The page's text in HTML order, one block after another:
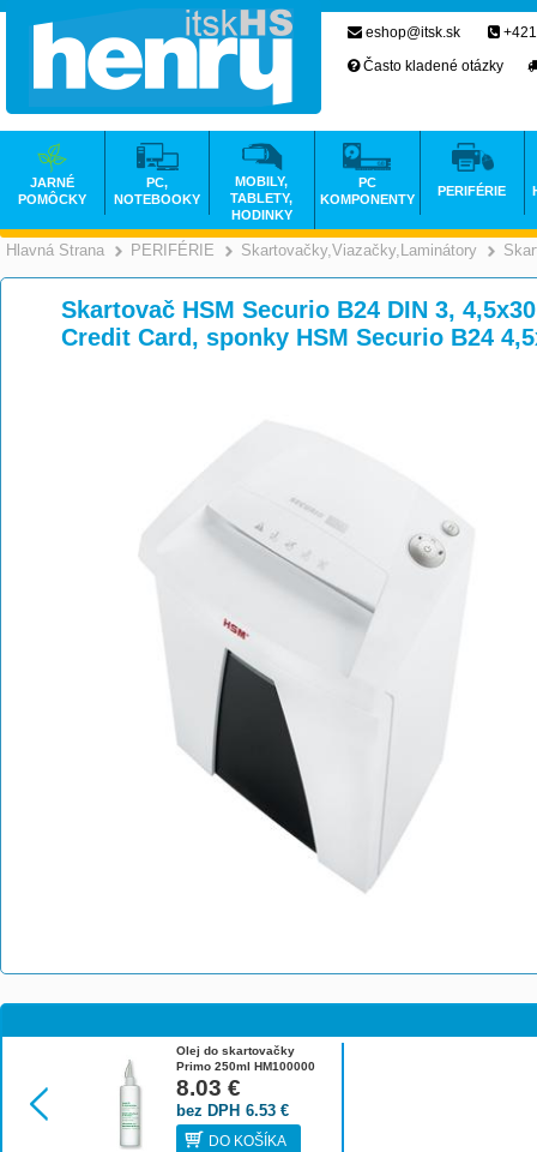
Hlavná Strana >
PERIFÉRIE >
Skartovačky,Viazačky,Laminátory
Skartovač HSM Securio B24 DIN 3,
Credit Card, sponky HSM Securio B24
Olej do skartovačky
Primo 250ml HM100000
8.03 €
6.53 €
bez DPH
DO KOŠÍKA
eshop@itsk.sk
Často kladené otázky
JARNÉ
POMÔCKY
PC,
NOTEBOOKY
MOBILY,
TABLETY,
HODINKY
PC
KOMPONENTY
PERIFÉRIE